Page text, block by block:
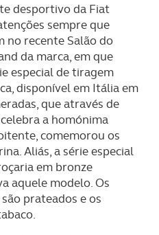
desportivo da Fiat
sempre que
no recente Salão do
da marca, em que
especial de tiragem
disponível em Itália em
que através de
a homónima
comemorou os
Aliás, a série especial
em bronze
aquele modelo. Os
prateados e os